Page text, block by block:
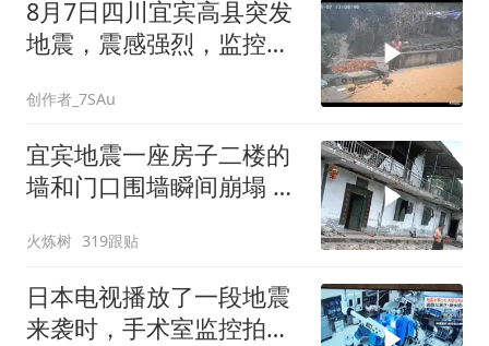
8月7日四川宜宾高县突发
地震，震感强烈，监控拍
创作者_7SAu
宜宾地震一座房子二楼的
墙和门口围墙瞬间崩塌 门
火炼树 319跟贴
日本电视播放了一段地震
来袭时，手术室监控拍到